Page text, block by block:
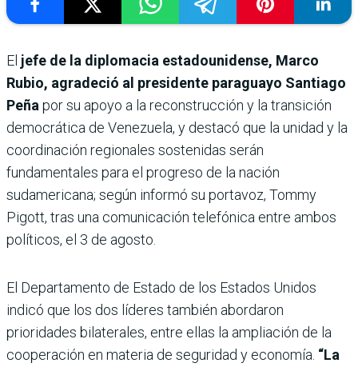
El jefe de la diplomacia estadounidense, Marco
Rubio, agradeció al presidente paraguayo Santiago
Peñapor su apoyo a la reconstrucción y la transición
democrática de Venezuela, y destacó que la unidad y la
coordinación regionales sostenidas serán
fundamentales para el progreso de la nación
sudamericana; según informó su portavoz, Tommy
Pigott, tras una comunicación telefónica entre ambos
políticos, el 3 de agosto.
El Departamento de Estado de los Estados Unidos
indicó que los dos líderes también abordaron
prioridades bilaterales, entre ellas la ampliación de la
cooperación en materia de seguridad y economía. “La